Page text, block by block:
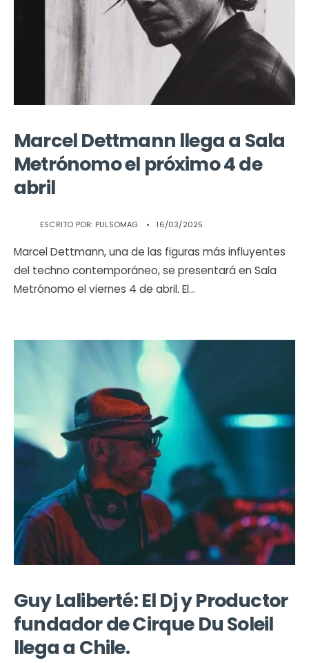
Marcel Dettmann llega a Sala
Metrónomo el próximo 4 de
abril
ESCRITO POR: PULSOMAG • 16/03/2025
Marcel Dettmann, una de las figuras más influyentes
del techno contemporáneo, se presentará en Sala
Metrónomo el viernes 4 de abril. El...
Guy Laliberté: El Dj y Productor
fundador de Cirque Du Soleil
llega a Chile.